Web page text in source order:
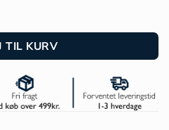
Leaves øreringe - A2878-
TIL KURV